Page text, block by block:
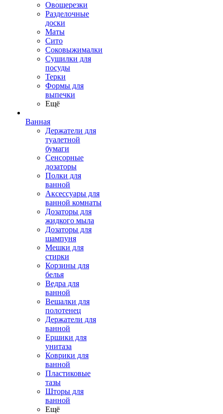
Овощерезки
Разделочные
доски
Маты
Сито
Соковыжималки
Сушилки для
посуды
Терки
Формы для
выпечки
Ещё
Ванная
Держатели для
туалетной
бумаги
Сенсорные
дозаторы
Полки для
ванной
Аксессуары для
ванной комнаты
Дозаторы для
жидкого мыла
Дозаторы для
шампуня
Мешки для
стирки
Корзины для
белья
Ведра для
ванной
Вешалки для
полотенец
Держатели для
ванной
Ершики для
унитаза
Коврики для
ванной
Пластиковые
тазы
Шторы для
ванной
Ещё